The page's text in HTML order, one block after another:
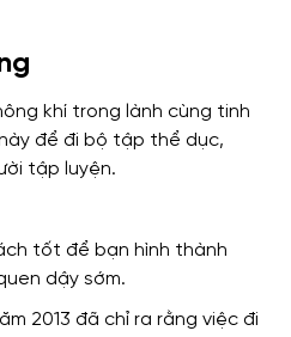
khí trong lành cùng tinh
để đi bộ tập thể dục,
tập luyện.
tốt để bạn hình thành
dậy sớm.
2013 đã chỉ ra rằng việc đi